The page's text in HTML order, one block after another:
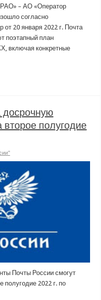
РАО» – АО «Оператор
согласно
20 января 2022 г. Почта
поэтапный план
включая конкретные
досрочную
полугодие
Почты России смогут
полугодие 2022 г. по